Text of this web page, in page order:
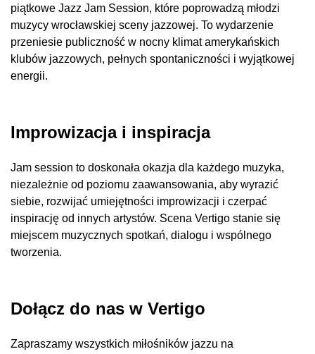
piątkowe Jazz Jam Session, które poprowadzą młodzi
muzycy wrocławskiej sceny jazzowej. To wydarzenie
przeniesie publiczność w nocny klimat amerykańskich
klubów jazzowych, pełnych spontaniczności i wyjątkowej
energii.
Improwizacja i inspiracja
Jam session to doskonała okazja dla każdego muzyka,
niezależnie od poziomu zaawansowania, aby wyrazić
siebie, rozwijać umiejętności improwizacji i czerpać
inspirację od innych artystów. Scena Vertigo stanie się
miejscem muzycznych spotkań, dialogu i wspólnego
tworzenia.
Dołącz do nas w Vertigo
Zapraszamy wszystkich miłośników jazzu na